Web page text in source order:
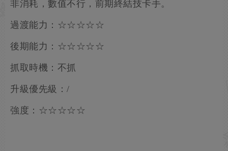
非消耗，數值不行，前期終結技卡手。
過渡能力：☆☆☆☆☆
後期能力：☆☆☆☆☆
抓取時機：不抓
升級優先級：/
強度：☆☆☆☆☆